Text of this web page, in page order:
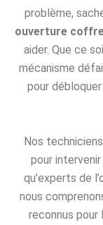
problème,
ouverture
aider. Que ce
mécanisme
pour
Nos
pour
qu’experts de
nous
reconnus pour